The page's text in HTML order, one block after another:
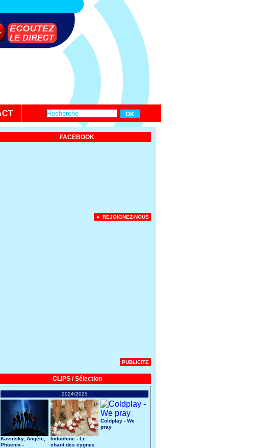
FACEBOOK
► REJOIGNEZ-NOUS
PUBLICITE
CLIPS / Sélection
2024/2025
Kavinsky, Angèle,
Phoenix -
Indochine - Le
chant des cygnes
Coldplay - We
pray